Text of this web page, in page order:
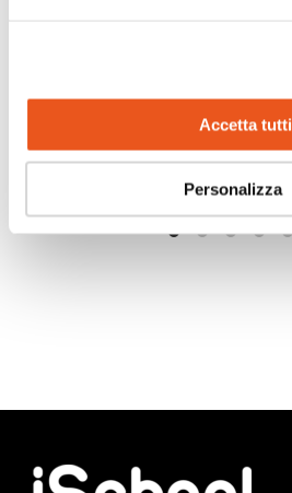
Accetta tutti
Personalizza
Scopri di più